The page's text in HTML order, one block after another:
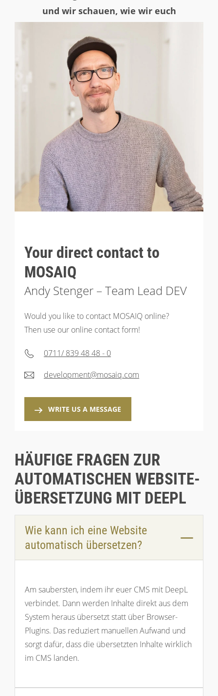
und wir schauen, wie wir euch
Your direct contact to
MOSAIQ
Andy Stenger – Team Lead DEV
Would you like to contact MOSAIQ online?
Then use our online contact form!
0711/ 839 48 48 - 0
development@mosaiq.com
WRITE US A MESSAGE
HÄUFIGE FRAGEN ZUR
AUTOMATISCHEN WEBSITE-
ÜBERSETZUNG MIT DEEPL
Wie kann ich eine Website
automatisch übersetzen?
Am saubersten, indem ihr euer CMS mit DeepL
verbindet. Dann werden Inhalte direkt aus dem
System heraus übersetzt statt über Browser-
Plugins. Das reduziert manuellen Aufwand und
sorgt dafür, dass die übersetzten Inhalte wirklich
im CMS landen.